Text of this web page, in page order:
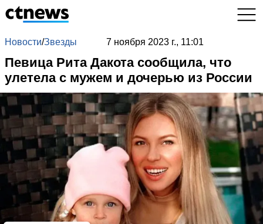
Новости/Звезды 7 ноября 2023 г., 11:01
Певица Рита Дакота сообщила, что
улетела с мужем и дочерью из России